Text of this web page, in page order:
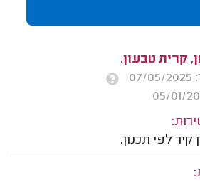
קרית טבעון.
קיר לפי תכנון.